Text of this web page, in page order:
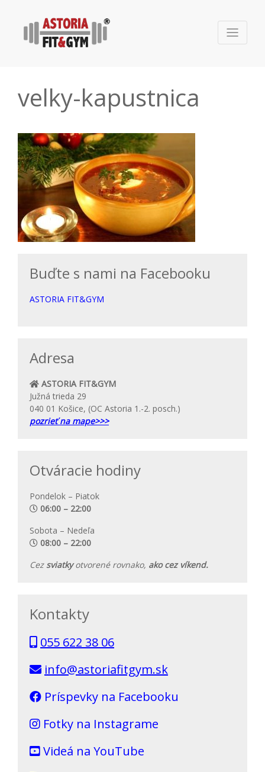
velky-kapustnica
Buďte s nami na Facebooku
ASTORIA FIT&GYM
Adresa
ASTORIA FIT&GYM
Južná trieda 29
040 01 Košice, (OC Astoria 1.-2. posch.)
pozrieť na mape>>>
Otváracie hodiny
Pondelok – Piatok
06:00 – 22:00
Sobota – Nedeľa
08:00 – 22:00
Cez sviatkyotvorené rovnako, ako cez víkend.
Kontakty
055 622 38 06
info@astoriafitgym.sk
Príspevky na Facebooku
Fotky na Instagrame
Videá na YouTube